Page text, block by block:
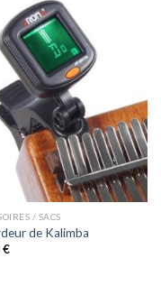
/ SACS
de Kalimba
€